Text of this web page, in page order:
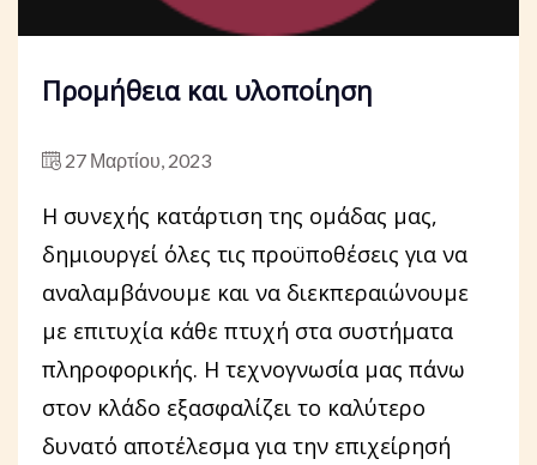
Προμήθεια και υλοποίηση
27 Μαρτίου, 2023
Η συνεχής κατάρτιση της ομάδας μας,
δημιουργεί όλες τις προϋποθέσεις για να
αναλαμβάνουμε και να διεκπεραιώνουμε
με επιτυχία κάθε πτυχή στα συστήματα
πληροφορικής. Η τεχνογνωσία μας πάνω
στον κλάδο εξασφαλίζει το καλύτερο
δυνατό αποτέλεσμα για την επιχείρησή